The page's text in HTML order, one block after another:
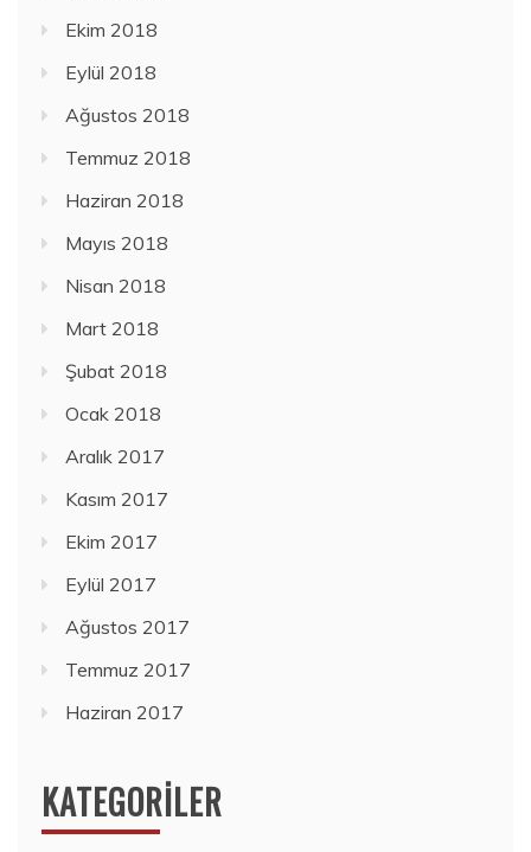
Ekim 2018
Eylül 2018
Ağustos 2018
Temmuz 2018
Haziran 2018
Mayıs 2018
Nisan 2018
Mart 2018
Şubat 2018
Ocak 2018
Aralık 2017
Kasım 2017
Ekim 2017
Eylül 2017
Ağustos 2017
Temmuz 2017
Haziran 2017
KATEGORILER